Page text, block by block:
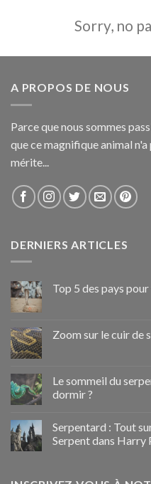
Sorry, no
A PROPOS DE NOUS
Parce que nous sommes
que ce magnifique animal
mérite...
DERNIERS ARTICLES
Top 5 des pays
Zoom sur le cuir de
Le sommeil du
dormir ?
Serpentard : Tout
Serpent dans Harry